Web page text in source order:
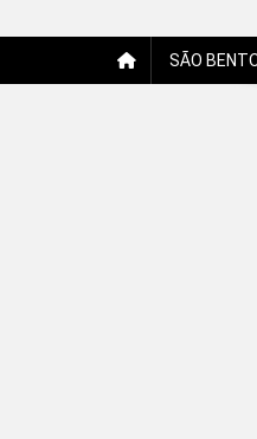
SÃO